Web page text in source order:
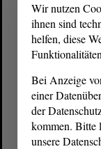
Wir nutzen
ihnen sind
helfen, diese
Bei Anzeige
einer
der
kommen. Bitte
unsere